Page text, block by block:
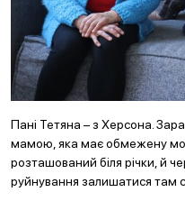
Пані Тетяна – з Херсона.
мамою, яка має обмежену
розташований біля річки, й
руйнування залишатися там